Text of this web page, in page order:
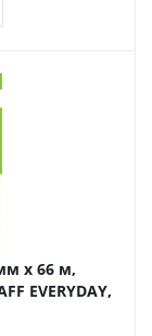
x 66 м,
EVERYDAY,